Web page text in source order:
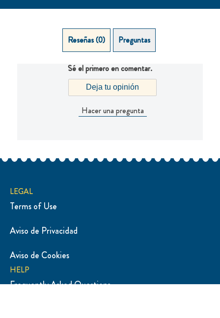
Reseñas (0) Preguntas
Sé el primero en comentar.
Deja tu opinión
Hacer una pregunta
LEGAL
Terms of Use
Aviso de Privacidad
Aviso de Cookies
HELP
Frequently Asked Questions